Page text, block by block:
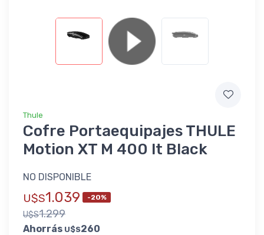
Thule
Cofre Portaequipajes THULE
Motion XT M 400 lt Black
NO DISPONIBLE
U$S1.039 -20%
U$S1.299
Ahorrás U$S260